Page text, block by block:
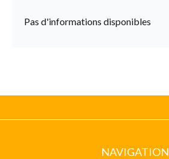
Pas d'informations disponibles
NAVIGATION